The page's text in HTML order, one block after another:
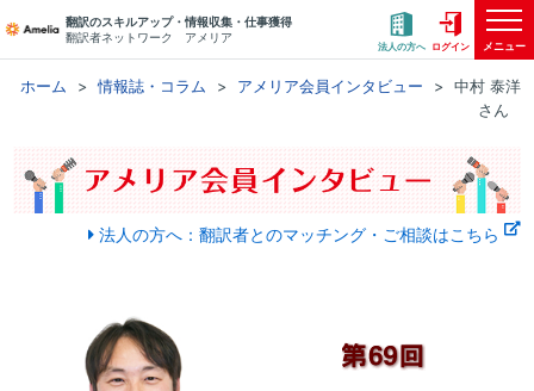
翻訳のスキルアップ・情報収集・仕事獲得
翻訳者ネットワーク アメリア
法人の方へ ログイン メニュー
ホーム 情報誌・コラム アメリア会員インタビュー
中村 泰洋
さん
法人の方へ：翻訳者とのマッチング・ご相談はこちら